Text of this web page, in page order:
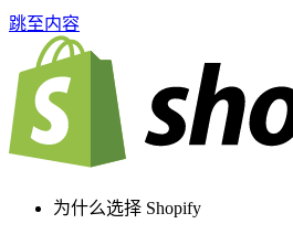
跳至内容
为什么选择 Shopify